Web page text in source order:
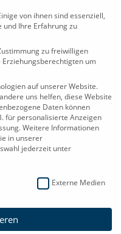
absolut
als solches gefällt
GmbH
von ihnen sind essenziell,
und Ihre Erfahrung zu
zu freiwilligen
um
auf unserer Website.
uns helfen, diese Website
Daten können
für personalisierte Anzeigen
Weitere Informationen
in unserer
jederzeit unter
Externe Medien